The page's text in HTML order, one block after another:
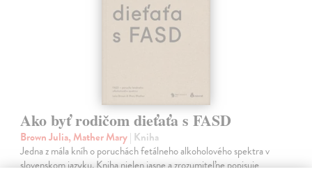
Ako byť rodičom dieťaťa s FASD
Brown Julia, Mather Mary| Kniha
Jedna z mála kníh o poruchách fetálneho alkoholového spektra v
slovenskom jazyku. Kniha nielen jasne a zrozumiteľne popisuje